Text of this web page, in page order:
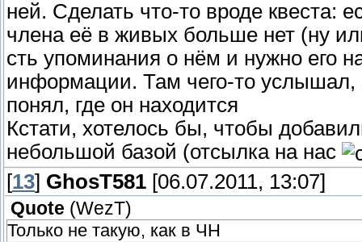
ней. Сделать что-то вроде квеста:
члена её в живых больше нет (ну
сть упоминания о нём и нужно его
информации. Там чего-то услышал,
понял, где он находится
Кстати, хотелось бы, чтобы
небольшой базой (отсылка на нас
[13] GhosT581 [06.07.2011, 13:07]
Quote (WezT)
Только не такую, как в ЧН